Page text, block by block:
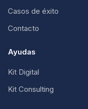
Casos de éxito
Contacto
Ayudas
Kit Digital
Kit Consulting